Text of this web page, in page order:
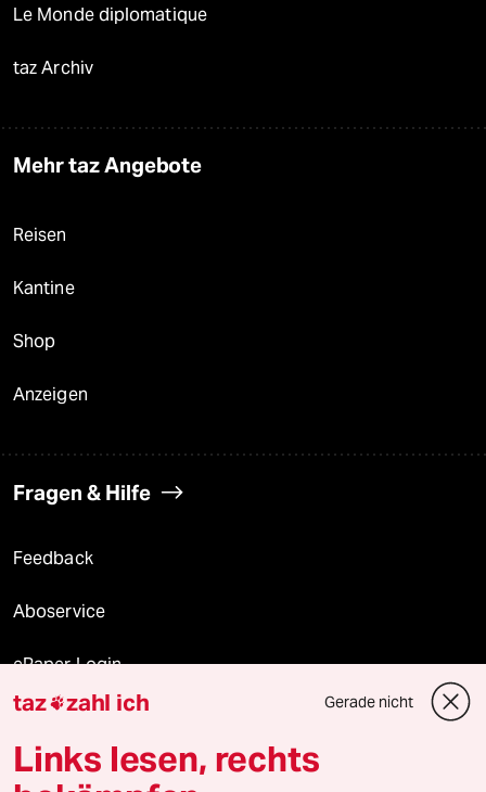
Le Monde diplomatique
taz Archiv
Mehr taz Angebote
Reisen
Kantine
Shop
Anzeigen
Fragen & Hilfe
Feedback
Aboservice
ePaper Login
Downloads für Abonnierende
taz zahl ich Gerade nicht
Links lesen, rechts